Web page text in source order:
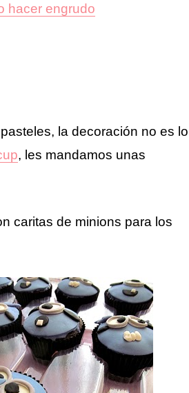
hacer engrudo
la decoración no es lo
, les mandamos unas
caritas de minions para los